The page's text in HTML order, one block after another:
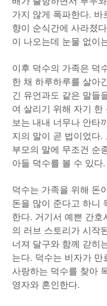
가지 않게 폭파한다. 바
향이 순식간에 사라졌
이 나오는데 눈물 없이
이후 덕수의 가족은 덕
한 채 하루하루를 살아
긴 유언과도 같은 말들
여 살리기 위해 자기 한
보는 내내 너무나 안타
지의 말이 곧 법이었다
부모의 말에 무조건 순
아들 덕수를 볼 수 있다.
덕수는 가족을 위해 돈
돈을 많이 준다고 하니
한다. 거기서 예쁜 간호
의 러브 스토리가 시작
너져 달구와 함께 갇히
는다. 덕수는 비자가 만
사랑하는 덕수를 찾아
영자와 혼인한다.